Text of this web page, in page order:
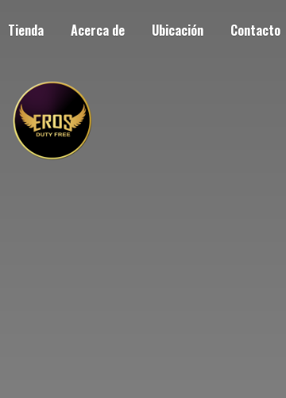
Tienda Acerca de Ubicación Contacto